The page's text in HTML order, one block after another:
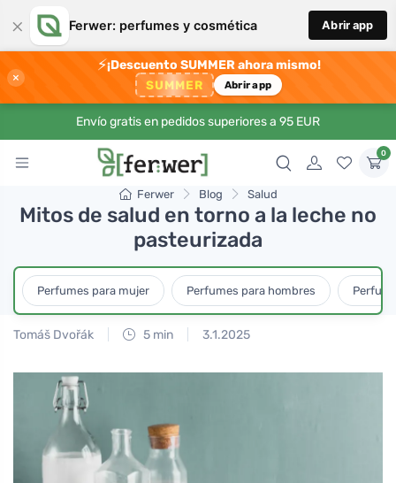
× Ferwer: perfumes y cosmética Abrir app
×
⚡¡Descuento SUMMER ahora mismo!
SUMMER Abrir app
Envío gratis en pedidos superiores a 95 EUR
0
Ferwer Blog Salud
Mitos de salud en torno a la leche no
pasteurizada
Perfumes para mujer Perfumes para hombres
Tomáš Dvořák 5 min 3.1.2025